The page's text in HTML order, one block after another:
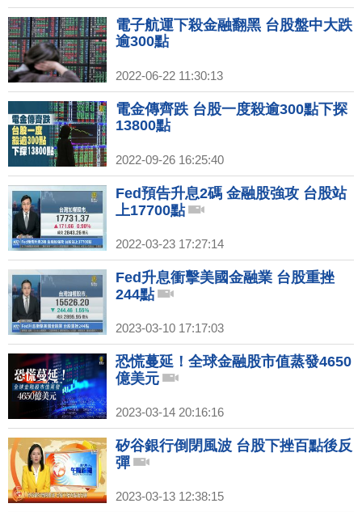
電子航運下殺金融翻黑 台股盤中大跌
逾300點
2022-06-22 11:30:13
電金傳齊跌 台股一度殺逾300點下探
13800點
2022-09-26 16:25:40
Fed預告升息2碼 金融股強攻 台股站
上17700點
2022-03-23 17:27:14
Fed升息衝擊美國金融業 台股重挫
244點
2023-03-10 17:17:03
恐慌蔓延！全球金融股市值蒸發4650
億美元
2023-03-14 20:16:16
矽谷銀行倒閉風波 台股下挫百點後反
彈
2023-03-13 12:38:15